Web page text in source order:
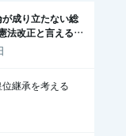
が成り立たない総
法改正と言える資
。市民と野党の力
そう」杉尾議員
継承を考える